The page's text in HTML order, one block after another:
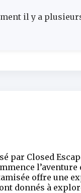
il y a
par Closed
offre une
donnés à